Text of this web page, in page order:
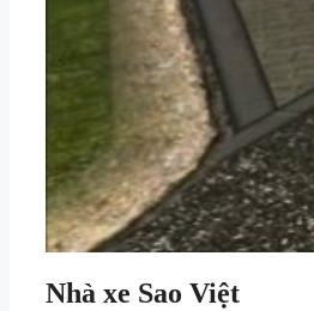
Nhà xe Sao Việt